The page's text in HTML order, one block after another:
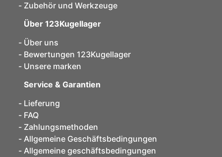
Zubehör und Werkzeuge
Über 123Kugellager
Über uns
Bewertungen 123Kugellager
Unsere marken
Service & Garantien
Lieferung
FAQ
Zahlungsmethoden
Allgemeine Geschäftsbedingungen
Allgemeine geschäftsbedingungen